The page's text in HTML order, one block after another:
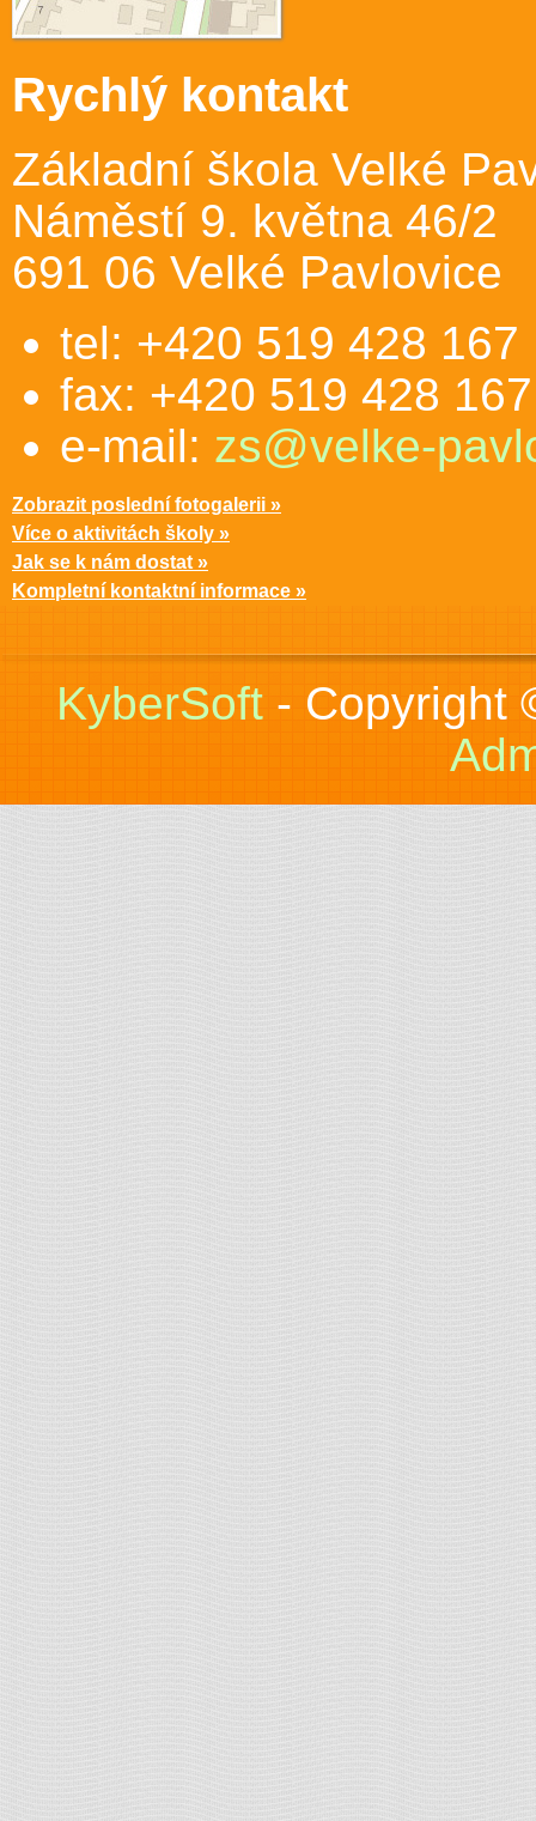
Rychlý kontakt
Základní škola Velké
Náměstí 9. května 46/2
691 06 Velké Pavlovice
tel: +420 519 428 167
fax: +420 519 428 167
e-mail: zs@velke-
Zobrazit poslední fotogalerii »
Více o aktivitách školy »
Jak se k nám dostat »
Kompletní kontaktní informace »
KyberSoft- Copyright